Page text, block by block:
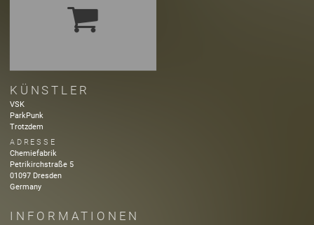
KÜNSTLER
VSK
ParkPunk
Trotzdem
ADRESSE
Chemiefabrik
Petrikirchstraße 5
01097 Dresden
Germany
INFORMATIONEN